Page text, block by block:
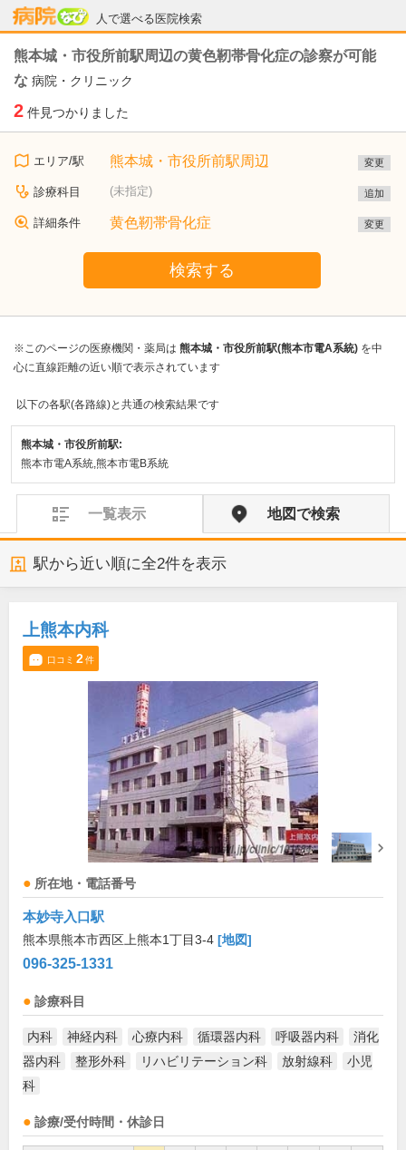
人で選べる医院検索
病院なび
熊本城・市役所前駅周辺の黄色靭帯骨化症の診察が可能
な 病院・クリニック
2 件見つかりました
エリア/駅 熊本城・市役所前駅周辺 変更
診療科目 (未指定) 追加
詳細条件 黄色靭帯骨化症 変更
検索する
※このページの医療機関・薬局は 熊本城・市役所前駅(熊本市電A系統) を中
心に直線距離の近い順で表示されています
以下の各駅(各路線)と共通の検索結果です
熊本城・市役所前駅:
熊本市電A系統,熊本市電B系統
一覧表示 地図で検索
駅から近い順に全2件を表示
上熊本内科
口コミ 2件
所在地・電話番号
本妙寺入口駅
熊本県熊本市西区上熊本1丁目3-4 [地図]
096-325-1331
診療科目
内科 神経内科 心療内科 循環器内科 呼吸器内科
消化
器内科
整形外科 リハビリテーション科 放射線科
小児
科
診療/受付時間・休診日